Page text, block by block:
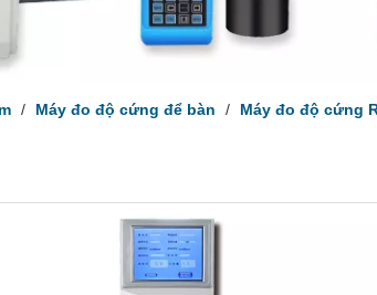
/ Máy đo độ cứng để bàn / Máy đo độ cứng